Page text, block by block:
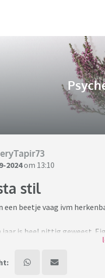
2024om 13:10
stil
een beetje vaag ivm
is heel pittig geweest.
kwijtgeraakt. En ik moet
ik leuk vind. De boeken